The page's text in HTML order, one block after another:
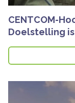
CENTCOM-
Doelstelling